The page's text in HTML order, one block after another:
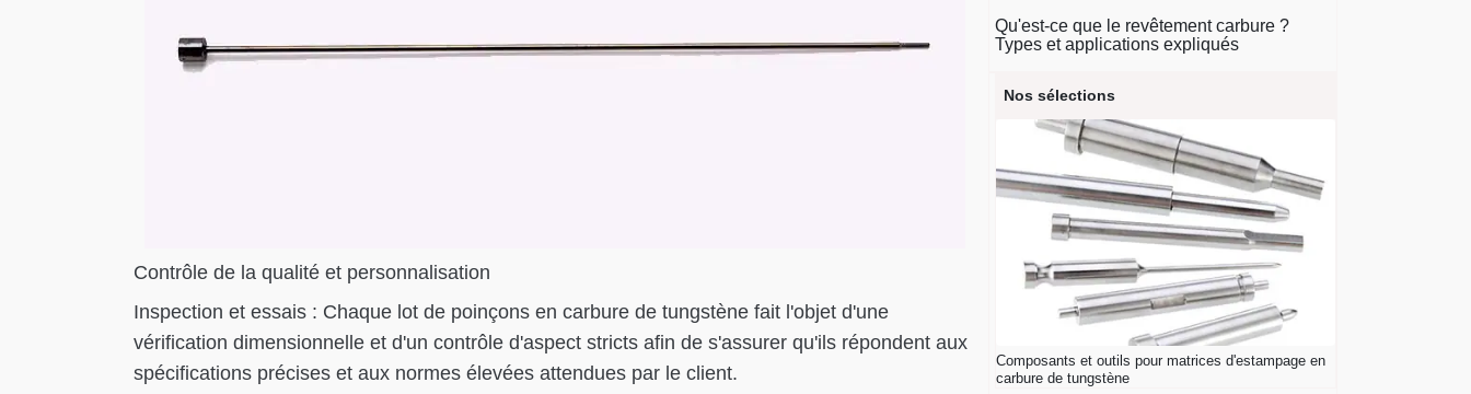
Contrôle de la qualité et personnalisation
Inspection et essais : Chaque lot de poinçons en carbure de tungstène fait l'objet d'une
vérification dimensionnelle et d'un contrôle d'aspect stricts afin de s'assurer qu'ils répondent aux
spécifications précises et aux normes élevées attendues par le client.
Qu'est-ce que le revêtement carbure ?
Types et applications expliqués
Nos sélections
Composants et outils pour matrices d'estampage en
carbure de tungstène